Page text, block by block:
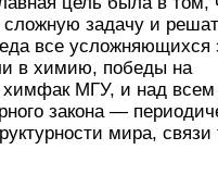
задачу и
все усложняющихся
в химию, победы на
химфак МГУ, и над
закона —
мира, связи